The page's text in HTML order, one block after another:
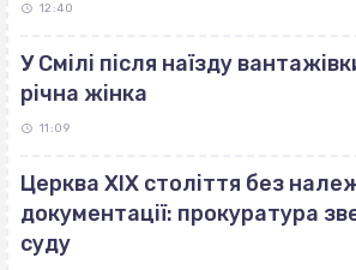
12:40
У Смілі після наїзду
річна жінка
11:09
Церква ХІХ століття без
документації: прокуратура
суду